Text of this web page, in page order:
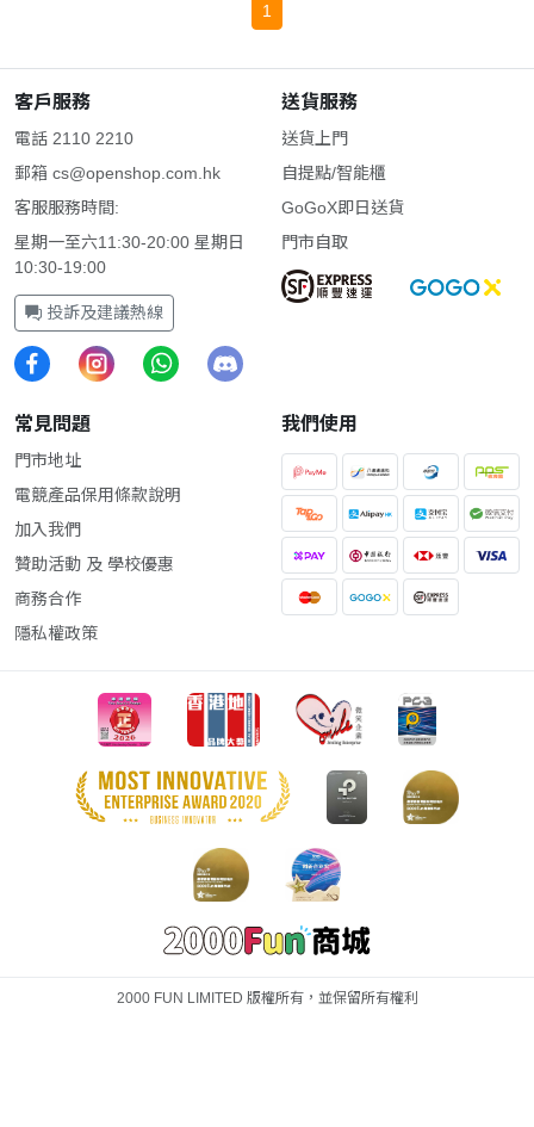
1
客戶服務
電話 2110 2210
郵箱 cs@openshop.com.hk
客服服務時間:
星期一至六11:30-20:00 星期日
10:30-19:00
投訴及建議熱線
送貨服務
送貨上門
自提點/智能櫃
GoGoX即日送貨
門市自取
常見問題
門市地址
電競產品保用條款說明
加入我們
贊助活動 及 學校優惠
商務合作
隱私權政策
我們使用
2000 FUN LIMITED 版權所有，並保留所有權利